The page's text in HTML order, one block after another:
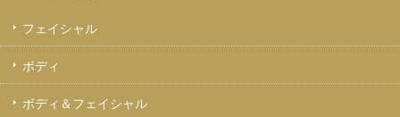
フェイシャル
ボディ
ボディ＆フェイシャル